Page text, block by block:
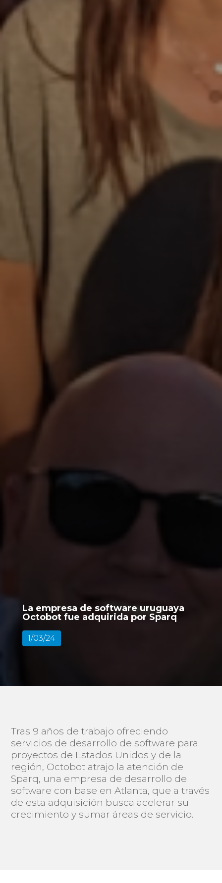
La empresa de software uruguaya
Octobot fue adquirida por Sparq
1/03/24
Tras 9 años de trabajo ofreciendo
servicios de desarrollo de software para
proyectos de Estados Unidos y de la
región, Octobot atrajo la atención de
Sparq, una empresa de desarrollo de
software con base en Atlanta, que a través
de esta adquisición busca acelerar su
crecimiento y sumar áreas de servicio.